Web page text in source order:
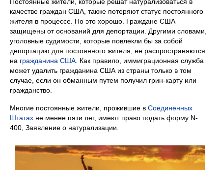
качестве граждан США, также потеряют статус постоянного
жителя в процессе. Но это хорошо. Граждане США
защищены от оснований для депортации. Другими словами,
уголовные судимости, которые повлекли бы за собой
депортацию для постоянного жителя, не распространяются
на гражданина США. Как правило, иммиграционная служба
может удалить гражданина США из страны только в том
случае, если он обманным путем получил грин-карту или
гражданство.
Многие постоянные жители, прожившие в Соединенных
Штатах не менее пяти лет, имеют право подать форму N-
400, Заявление о натурализации.